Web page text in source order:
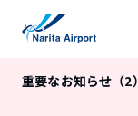
重要なお知らせ（2）